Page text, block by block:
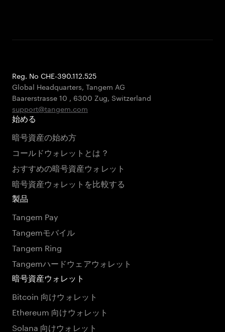
Reg. No CHE-390.112.525
Global Headquarters, Tangem AG
Baarerstrasse 10 , 6300 Zug, Switzerland
support@tangem.com
始める
暗号資産の始め方
コールドウォレットとは？
おすすめの暗号資産ウォレット
暗号資産ウォレットを比較する
製品
Tangem Pay
Tangemモバイル
Tangem Ring
Tangemハードウェアウォレット
暗号資産ウォレット
Bitcoin 向けウォレット
Ethereum 向けウォレット
Solana 向けウォレット